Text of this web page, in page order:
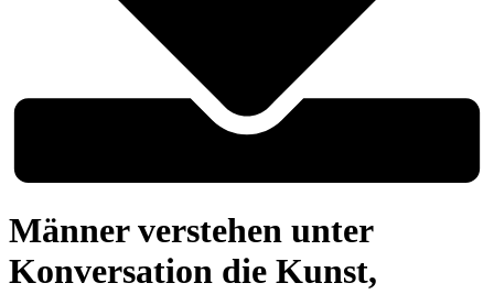
Männer verstehen unter
Konversation die Kunst,